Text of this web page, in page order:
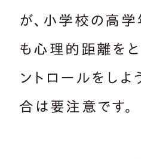
が、小学校の高
も心理的距離を
ントロールをしよ
合は要注意です。